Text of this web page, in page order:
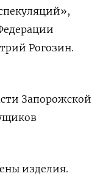
Рогозин.
Запорожской
изделия.